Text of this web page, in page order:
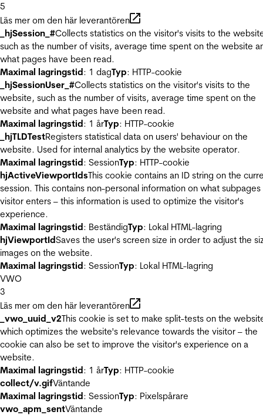
5
Läs mer om den här leverantören
_hjSession_#Collects statistics on the visitor's visits to the
such as the number of visits, average time spent on the website
what pages have been read.
Maximal lagringstid: 1 dagTyp: HTTP-cookie
_hjSessionUser_#Collects statistics on the visitor's visits to the
website, such as the number of visits, average time spent on the
website and what pages have been read.
Maximal lagringstid: 1 årTyp: HTTP-cookie
_hjTLDTestRegisters statistical data on users' behaviour on the
website. Used for internal analytics by the website operator.
Maximal lagringstid: SessionTyp: HTTP-cookie
hjActiveViewportIdsThis cookie contains an ID string on the
session. This contains non-personal information on what
visitor enters – this information is used to optimize the visitor's
experience.
Maximal lagringstid: BeständigTyp: Lokal HTML-lagring
hjViewportIdSaves the user's screen size in order to adjust the
images on the website.
Maximal lagringstid: SessionTyp: Lokal HTML-lagring
VWO
3
Läs mer om den här leverantören
_vwo_uuid_v2This cookie is set to make split-tests on the
which optimizes the website's relevance towards the visitor – the
cookie can also be set to improve the visitor's experience on a
website.
Maximal lagringstid: 1 årTyp: HTTP-cookie
collect/v.gifVäntande
Maximal lagringstid: SessionTyp: Pixelspårare
vwo_apm_sentVäntande